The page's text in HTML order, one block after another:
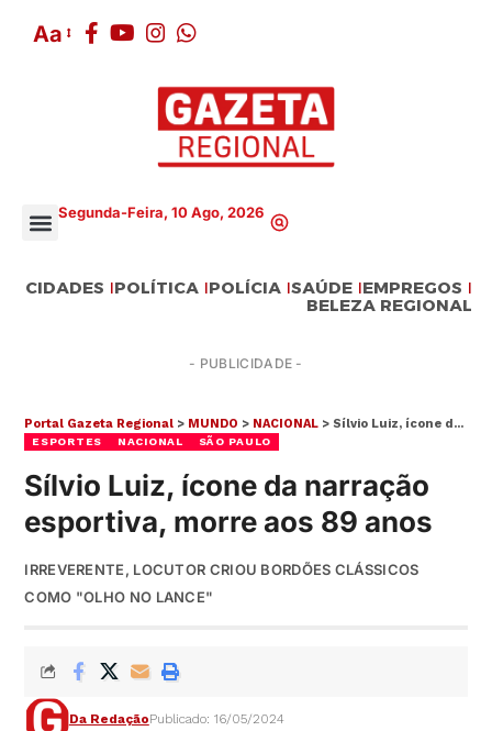
Aa
Segunda-Feira, 10 Ago, 2026
CIDADES POLÍTICA POLÍCIA SAÚDE EMPREGOS
BELEZA REGIONAL
- PUBLICIDADE -
Portal Gazeta Regional > MUNDO > NACIONAL > Sílvio Luiz, ícone da narração esportiva, morre aos 89 anos
ESPORTES NACIONAL SÃO PAULO
Sílvio Luiz, ícone da narração
esportiva, morre aos 89 anos
IRREVERENTE, LOCUTOR CRIOU BORDÕES CLÁSSICOS
COMO "OLHO NO LANCE"
Da RedaçãoPublicado: 16/05/2024